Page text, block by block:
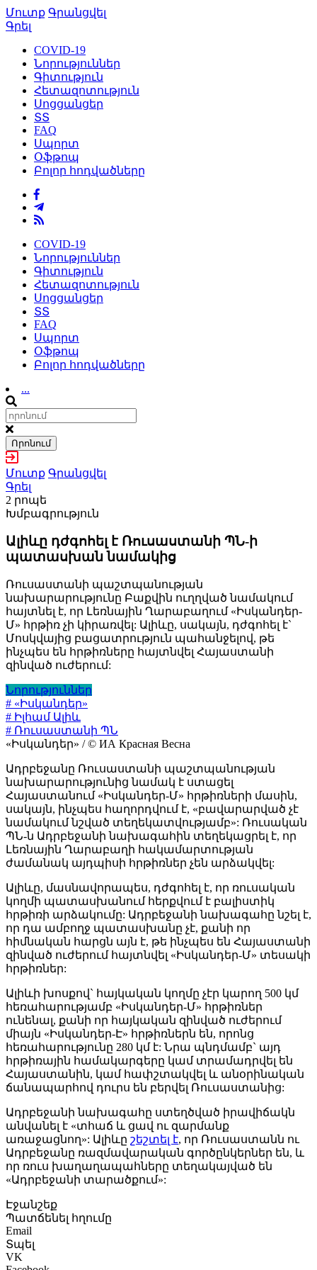
Մուտք Գրանցվել
Գրել
COVID-19
Նորություններ
Գիտություն
Հետազոտություն
Սոցցանցեր
ՏՏ
FAQ
Սպորտ
Օֆթոպ
Բոլոր հոդվածները
COVID-19
Նորություններ
Գիտություն
Հետազոտություն
Սոցցանցեր
ՏՏ
FAQ
Սպորտ
Օֆթոպ
Բոլոր հոդվածները
...
Որոնում
Մուտք Գրանցվել
Գրել
2 րոպե
Խմբագրություն
Ալիևը դժգոհել է Ռուսաստանի ՊՆ-ի
պատասխան նամակից
Ռուսաստանի պաշտպանության
նախարարությունը Բաքվին ուղղված նամակում
հայտնել է, որ Լեռնային Ղարաբաղում «Իսկանդեր-
Մ» հրթիռ չի կիրառվել: Ալիևը, սակայն, դժգոհել է`
Մոսկվայից բացատրություն պահանջելով, թե
ինչպես են հրթիռները հայտնվել Հայաստանի
զինված ուժերում:
Նորություններ
# «Իսկանդեր»
# Իլհամ Ալիև
# Ռուսաստանի ՊՆ
«Իսկանդեր» / © ИА Красная Весна
Ադրբեջանը Ռուսաստանի պաշտպանության
նախարարությունից նամակ է ստացել
Հայաստանում «Իսկանդեր-Մ» հրթիռների մասին,
սակայն, ինչպես հաղորդվում է, «բավարարված չէ
նամակում նշված տեղեկատվությամբ»: Ռուսական
ՊՆ-ն Ադրբեջանի նախագահին տեղեկացրել է, որ
Լեռնային Ղարաբաղի հակամարտության
ժամանակ այդպիսի հրթիռներ չեն արձակվել:
Ալիևը, մասնավորապես, դժգոհել է, որ ռուսական
կողմի պատասխանում հերքվում է բալիստիկ
հրթիռի արձակումը: Ադրբեջանի նախագահը նշել է,
որ դա ամբողջ պատասխանը չէ, քանի որ
հիմնական հարցն այն է, թե ինչպես են Հայաստանի
զինված ուժերում հայտնվել «Իսկանդեր-Մ» տեսակի
հրթիռներ:
Ալիևի խոսքով` հայկական կողմը չէր կարող 500 կմ
հեռահարությամբ «Իսկանդեր-Մ» հրթիռներ
ունենալ, քանի որ հայկական զինված ուժերում
միայն «Իսկանդեր-Է» հրթիռներն են, որոնց
հեռահարությունը 280 կմ է: Նրա պնդմամբ` այդ
հրթիռային համակարգերը կամ տրամադրվել են
Հայաստանին, կամ հափշտակվել և անօրինական
ճանապարհով դուրս են բերվել Ռուսաստանից:
Ադրբեջանի նախագահը ստեղծված իրավիճակն
անվանել է «տհաճ և ցավ ու զարմանք
առաջացնող»: Ալիևը շեշտել է, որ Ռուսաստանն ու
Ադրբեջանը ռազմավարական գործընկերներ են, և
որ ռուս խաղաղապահները տեղակայված են
«Ադրբեջանի տարածքում»:
Էջանշեք
Պատճենել հղումը
Email
Տպել
VK